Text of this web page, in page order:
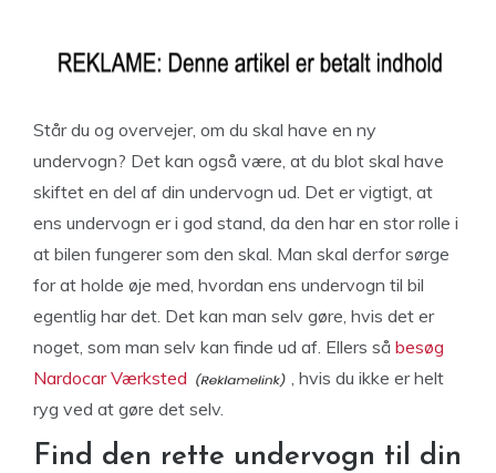
Står du og overvejer, om du skal have en ny
undervogn? Det kan også være, at du blot skal have
skiftet en del af din undervogn ud. Det er vigtigt, at
ens undervogn er i god stand, da den har en stor rolle i
at bilen fungerer som den skal. Man skal derfor sørge
for at holde øje med, hvordan ens undervogn til bil
egentlig har det. Det kan man selv gøre, hvis det er
noget, som man selv kan finde ud af. Ellers så besøg
Nardocar Værksted
, hvis du ikke er helt
ryg ved at gøre det selv.
Find den rette undervogn til din